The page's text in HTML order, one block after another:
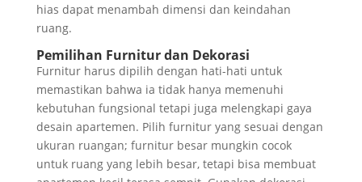
hias dapat menambah dimensi dan keindahan
ruang.
Pemilihan Furnitur dan Dekorasi
Furnitur harus dipilih dengan hati-hati untuk
memastikan bahwa ia tidak hanya memenuhi
kebutuhan fungsional tetapi juga melengkapi gaya
desain apartemen. Pilih furnitur yang sesuai dengan
ukuran ruangan; furnitur besar mungkin cocok
untuk ruang yang lebih besar, tetapi bisa membuat